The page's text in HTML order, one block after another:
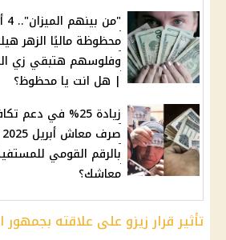
محظوظة ماليًا الزهر
| هل انت يا محظوظ؟
زيادة 25% في
بالرقم القومي
معاشك؟
تأثير قرار زيزو على علاقته بجمهور